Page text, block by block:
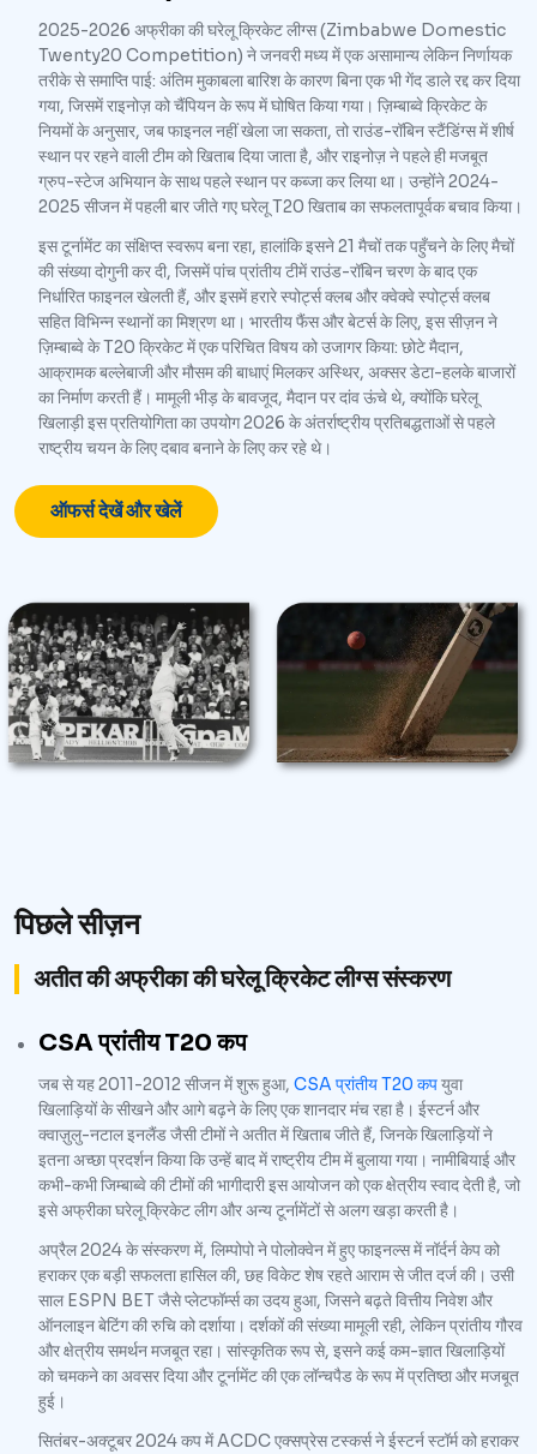
2025-2026 अफ्रीका की घरेलू क्रिकेट लीग्स (Zimbabwe Domestic
Twenty20 Competition) ने जनवरी मध्य में एक असामान्य लेकिन निर्णायक
तरीके से समाप्ति पाई: अंतिम मुकाबला बारिश के कारण बिना एक भी गेंद डाले रद्द कर दिया
गया, जिसमें राइनोज़ को चैंपियन के रूप में घोषित किया गया। ज़िम्बाब्वे क्रिकेट के
नियमों के अनुसार, जब फाइनल नहीं खेला जा सकता, तो राउंड-रॉबिन स्टैंडिंग्स में शीर्ष
स्थान पर रहने वाली टीम को खिताब दिया जाता है, और राइनोज़ ने पहले ही मजबूत
ग्रुप-स्टेज अभियान के साथ पहले स्थान पर कब्जा कर लिया था। उन्होंने 2024-
2025 सीजन में पहली बार जीते गए घरेलू T20 खिताब का सफलतापूर्वक बचाव किया।
इस टूर्नामेंट का संक्षिप्त स्वरूप बना रहा, हालांकि इसने 21 मैचों तक पहुँचने के लिए मैचों
की संख्या दोगुनी कर दी, जिसमें पांच प्रांतीय टीमें राउंड-रॉबिन चरण के बाद एक
निर्धारित फाइनल खेलती हैं, और इसमें हरारे स्पोर्ट्स क्लब और क्वेक्वे स्पोर्ट्स क्लब
सहित विभिन्न स्थानों का मिश्रण था। भारतीय फैंस और बेटर्स के लिए, इस सीज़न ने
ज़िम्बाब्वे के T20 क्रिकेट में एक परिचित विषय को उजागर किया: छोटे मैदान,
आक्रामक बल्लेबाजी और मौसम की बाधाएं मिलकर अस्थिर, अक्सर डेटा-हलके बाजारों
का निर्माण करती हैं। मामूली भीड़ के बावजूद, मैदान पर दांव ऊंचे थे, क्योंकि घरेलू
खिलाड़ी इस प्रतियोगिता का उपयोग 2026 के अंतर्राष्ट्रीय प्रतिबद्धताओं से पहले
राष्ट्रीय चयन के लिए दबाव बनाने के लिए कर रहे थे।
ऑफर्स देखें और खेलें
पिछले सीज़न
अतीत की अफ्रीका की घरेलू क्रिकेट लीग्स संस्करण
CSA प्रांतीय T20 कप
जब से यह 2011-2012 सीजन में शुरू हुआ, CSA प्रांतीय T20 कपयुवा
खिलाड़ियों के सीखने और आगे बढ़ने के लिए एक शानदार मंच रहा है। ईस्टर्न और
क्वाज़ुलु-नटाल इनलैंड जैसी टीमों ने अतीत में खिताब जीते हैं, जिनके खिलाड़ियों ने
इतना अच्छा प्रदर्शन किया कि उन्हें बाद में राष्ट्रीय टीम में बुलाया गया। नामीबियाई और
कभी-कभी जिम्बाब्वे की टीमों की भागीदारी इस आयोजन को एक क्षेत्रीय स्वाद देती है, जो
इसे अफ्रीका घरेलू क्रिकेट लीग और अन्य टूर्नामेंटों से अलग खड़ा करती है।
अप्रैल 2024 के संस्करण में, लिम्पोपो ने पोलोक्वेन में हुए फाइनल्स में नॉर्दर्न केप को
हराकर एक बड़ी सफलता हासिल की, छह विकेट शेष रहते आराम से जीत दर्ज की। उसी
साल ESPN BET जैसे प्लेटफॉर्म्स का उदय हुआ, जिसने बढ़ते वित्तीय निवेश और
ऑनलाइन बेटिंग की रुचि को दर्शाया। दर्शकों की संख्या मामूली रही, लेकिन प्रांतीय गौरव
और क्षेत्रीय समर्थन मजबूत रहा। सांस्कृतिक रूप से, इसने कई कम-ज्ञात खिलाड़ियों
को चमकने का अवसर दिया और टूर्नामेंट की एक लॉन्चपैड के रूप में प्रतिष्ठा और मजबूत
हुई।
सितंबर-अक्टूबर 2024 कप में ACDC एक्सप्रेस टस्कर्स ने ईस्टर्न स्टॉर्म को हराकर